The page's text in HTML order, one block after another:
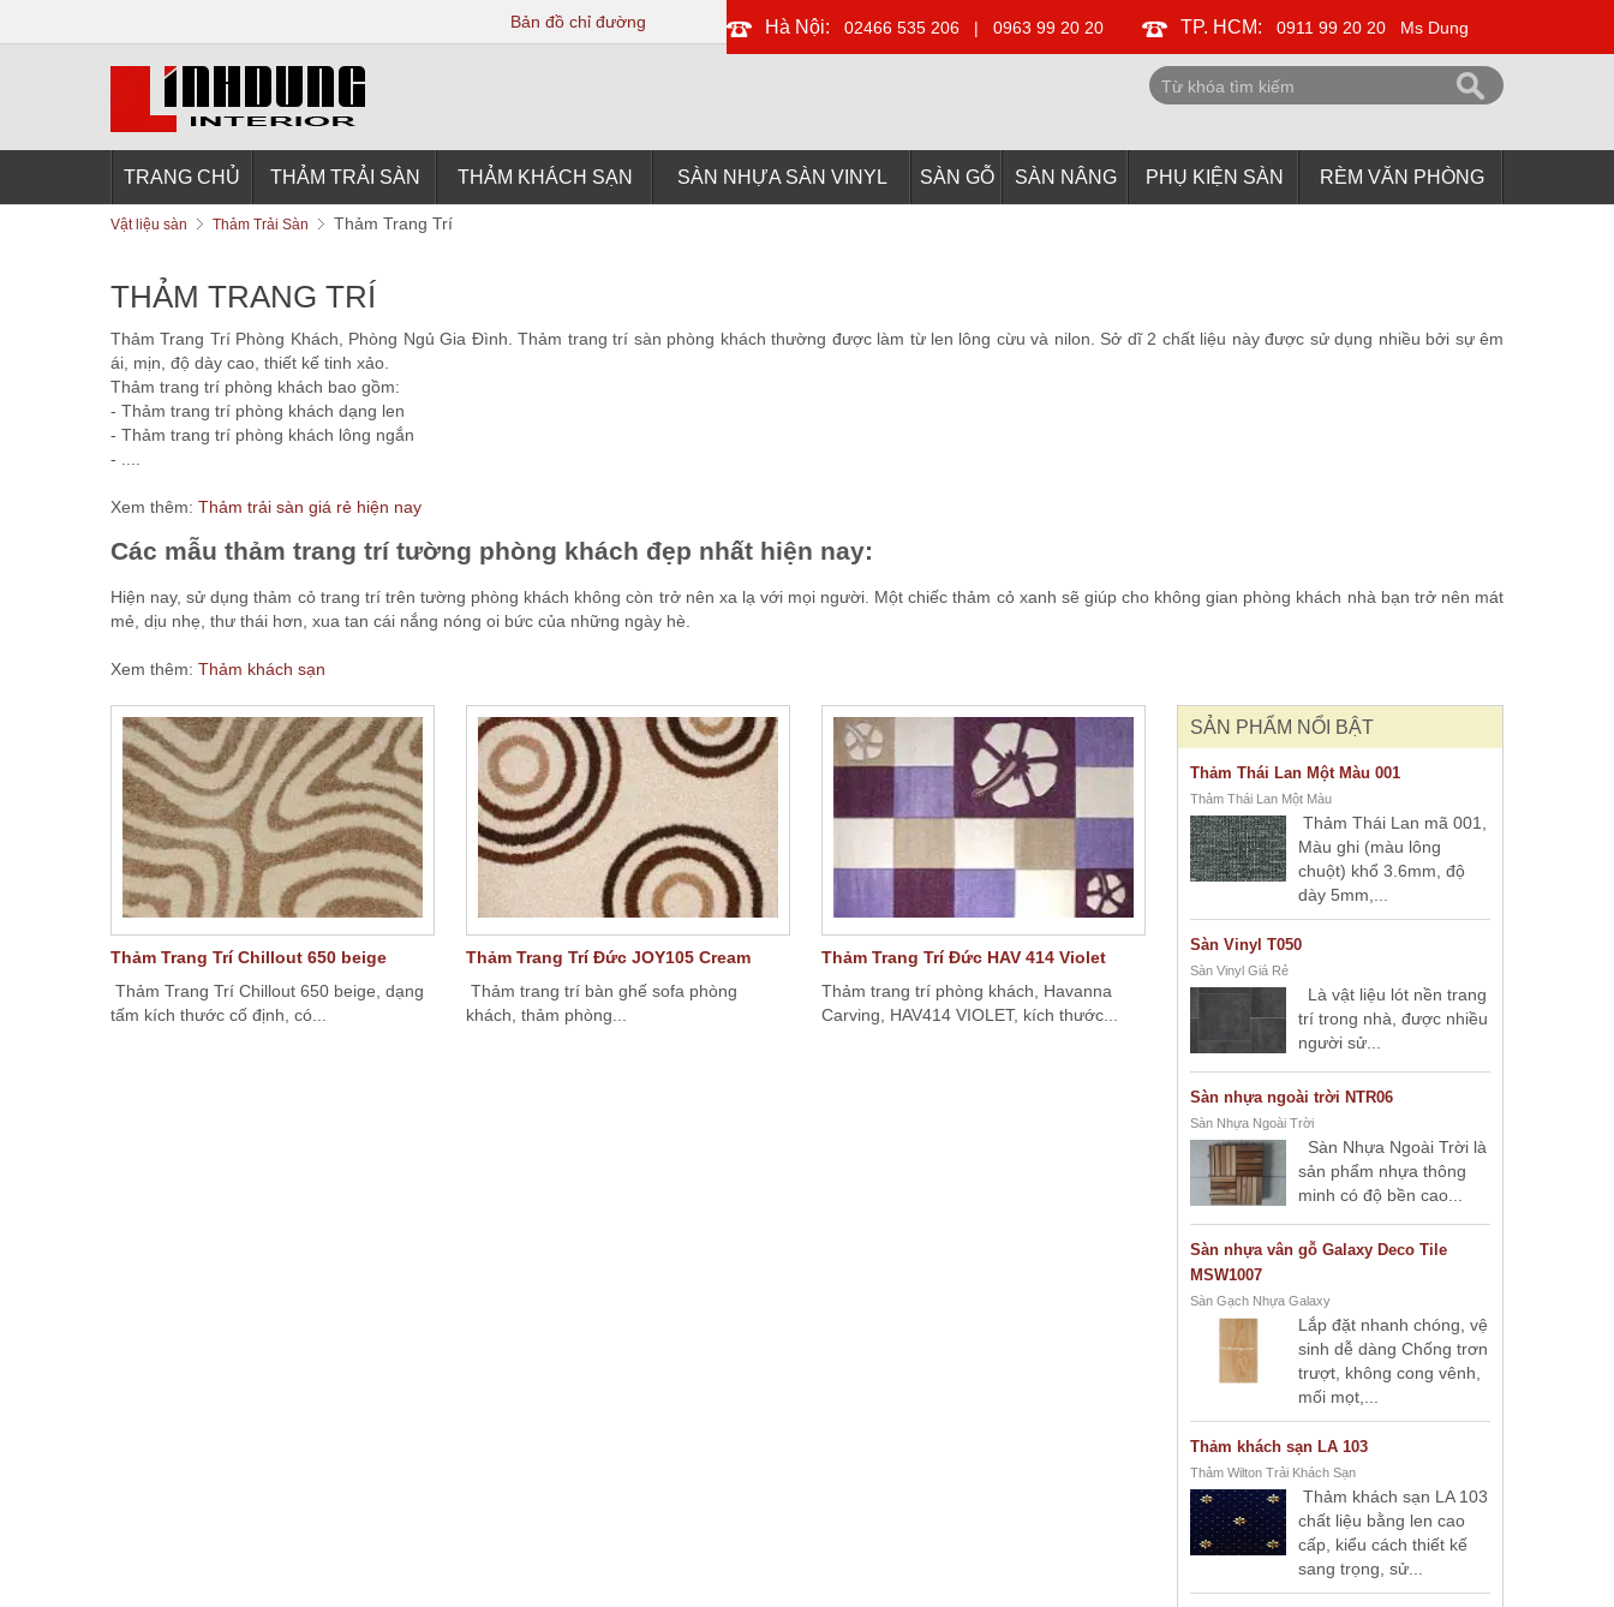
Bản đồ chỉ đường Hà Nội: 02466 535 206 | 0963 99 20 20 TP. HCM: 0911 99 20 20 Ms Dung
TRANG CHỦ THẢM TRẢI SÀN THẢM KHÁCH SẠN SÀN NHỰA SÀN VINYL SÀN GỖ SÀN NÂNG PHỤ KIỆN SÀN RÈM VĂN PHÒNG
Vật liệu sàn Thảm Trải Sàn Thảm Trang Trí
THẢM TRANG TRÍ
Thảm Trang Trí Phòng Khách, Phòng Ngủ Gia Đình. Thảm trang trí sàn phòng khách thường được làm từ len lông cừu và nilon. Sở dĩ 2 chất liệu này được sử dụng nhiều bởi sự êm
ái, mịn, độ dày cao, thiết kế tinh xảo.
Thảm trang trí phòng khách bao gồm:
- Thảm trang trí phòng khách dạng len
- Thảm trang trí phòng khách lông ngắn
- ....
Xem thêm: Thảm trải sàn giá rẻ hiện nay
Các mẫu thảm trang trí tường phòng khách đẹp nhất hiện nay:
Hiện nay, sử dụng thảm cỏ trang trí trên tường phòng khách không còn trở nên xa lạ với mọi người. Một chiếc thảm cỏ xanh sẽ giúp cho không gian phòng khách nhà bạn trở nên mát
mẻ, dịu nhẹ, thư thái hơn, xua tan cái nắng nóng oi bức của những ngày hè.
Xem thêm: Thảm khách sạn
Thảm Trang Trí Chillout 650 beige
Thảm Trang Trí Chillout 650 beige, dạng
tấm kích thước cố định, có...
Thảm Trang Trí Đức JOY105 Cream
Thảm trang trí bàn ghế sofa phòng
khách, thảm phòng...
Thảm Trang Trí Đức HAV 414 Violet
Thảm trang trí phòng khách, Havanna
Carving, HAV414 VIOLET, kích thước...
SẢN PHẨM NỔI BẬT
Thảm Thái Lan Một Màu 001
Thảm Thái Lan Một Màu
Thảm Thái Lan mã 001,
Màu ghi (màu lông
chuột) khổ 3.6mm, độ
dày 5mm,...
Sàn Vinyl T050
Sàn Vinyl Giá Rẻ
Là vật liệu lót nền trang
trí trong nhà, được nhiều
người sử...
Sàn nhựa ngoài trời NTR06
Sàn Nhựa Ngoài Trời
Sàn Nhựa Ngoài Trời là
sản phẩm nhựa thông
minh có độ bền cao...
Sàn nhựa vân gỗ Galaxy Deco Tile
MSW1007
Sàn Gạch Nhựa Galaxy
Lắp đặt nhanh chóng, vệ
sinh dễ dàng Chống trơn
trượt, không cong vênh,
mối mọt,...
Thảm khách sạn LA 103
Thảm Wilton Trải Khách Sạn
Thảm khách sạn LA 103
chất liệu bằng len cao
cấp, kiểu cách thiết kế
sang trọng, sử...